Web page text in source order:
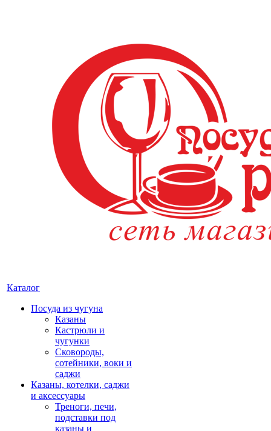
Каталог
Посуда из чугуна
Казаны
Кастрюли и
чугунки
Сковороды,
сотейники, воки и
саджи
Казаны, котелки, саджи
и аксессуары
Треноги, печи,
подставки под
казаны и